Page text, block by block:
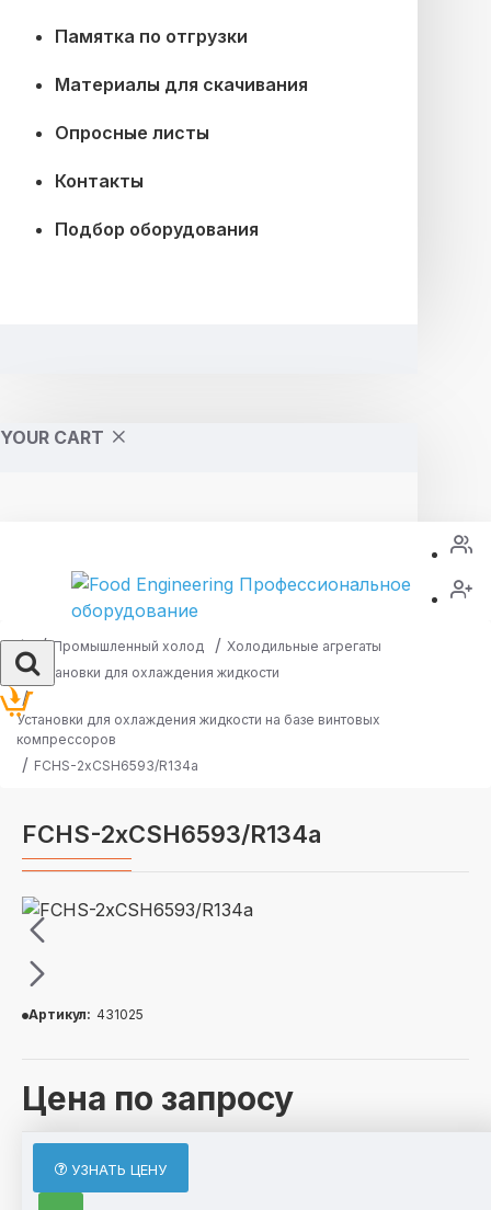
Памятка по отгрузки
Материалы для скачивания
Опросные листы
Контакты
Подбор оборудования
YOUR CART
Промышленный холод
Холодильные агрегаты
Установки для охлаждения жидкости
Установки для охлаждения жидкости на базе винтовых
компрессоров
FCHS-2хCSH6593/R134a
FCHS-2хCSH6593/R134a
Цена по запросу
Артикул: 431025
УЗНАТЬ ЦЕНУ
ОПИСАНИЕ